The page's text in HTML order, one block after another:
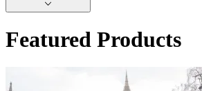
Featured Products